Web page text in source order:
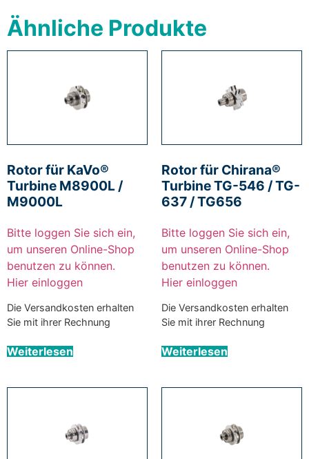
Ähnliche Produkte
Rotor für KaVo®
Turbine M8900L /
M9000L
Bitte loggen Sie sich ein,
um unseren Online-Shop
benutzen zu können.
Hier einloggen
Die Versandkosten erhalten
Sie mit ihrer Rechnung
Weiterlesen
Rotor für Chirana®
Turbine TG-546 / TG-
637 / TG656
Bitte loggen Sie sich ein,
um unseren Online-Shop
benutzen zu können.
Hier einloggen
Die Versandkosten erhalten
Sie mit ihrer Rechnung
Weiterlesen